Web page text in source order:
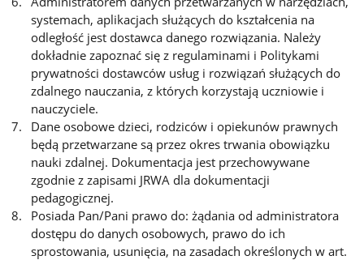
systemach, aplikacjach służących do kształcenia na
odległość jest dostawca danego rozwiązania. Należy
dokładnie zapoznać się z regulaminami i Politykami
prywatności dostawców usług i rozwiązań służących do
zdalnego nauczania, z których korzystają uczniowie i
nauczyciele.
Dane osobowe dzieci, rodziców i opiekunów prawnych
będą przetwarzane są przez okres trwania obowiązku
nauki zdalnej. Dokumentacja jest przechowywane
zgodnie z zapisami JRWA dla dokumentacji
pedagogicznej.
Posiada Pan/Pani prawo do: żądania od administratora
dostępu do danych osobowych, prawo do ich
sprostowania, usunięcia, na zasadach określonych w art.